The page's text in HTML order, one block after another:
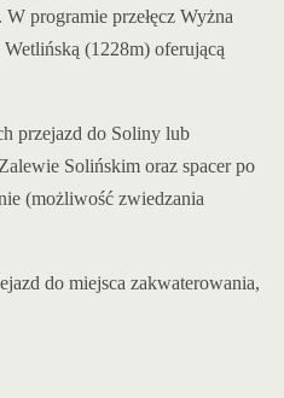
programie przełęcz Wyżna
(1228m) oferującą
przejazd do Soliny lub
Solińskim oraz spacer po
(możliwość zwiedzania
do miejsca zakwaterowania,